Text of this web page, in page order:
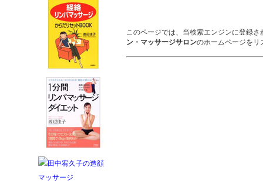
このページでは、当検索エンジンに登録さ
ン・マッサージサロンのホームページをリ